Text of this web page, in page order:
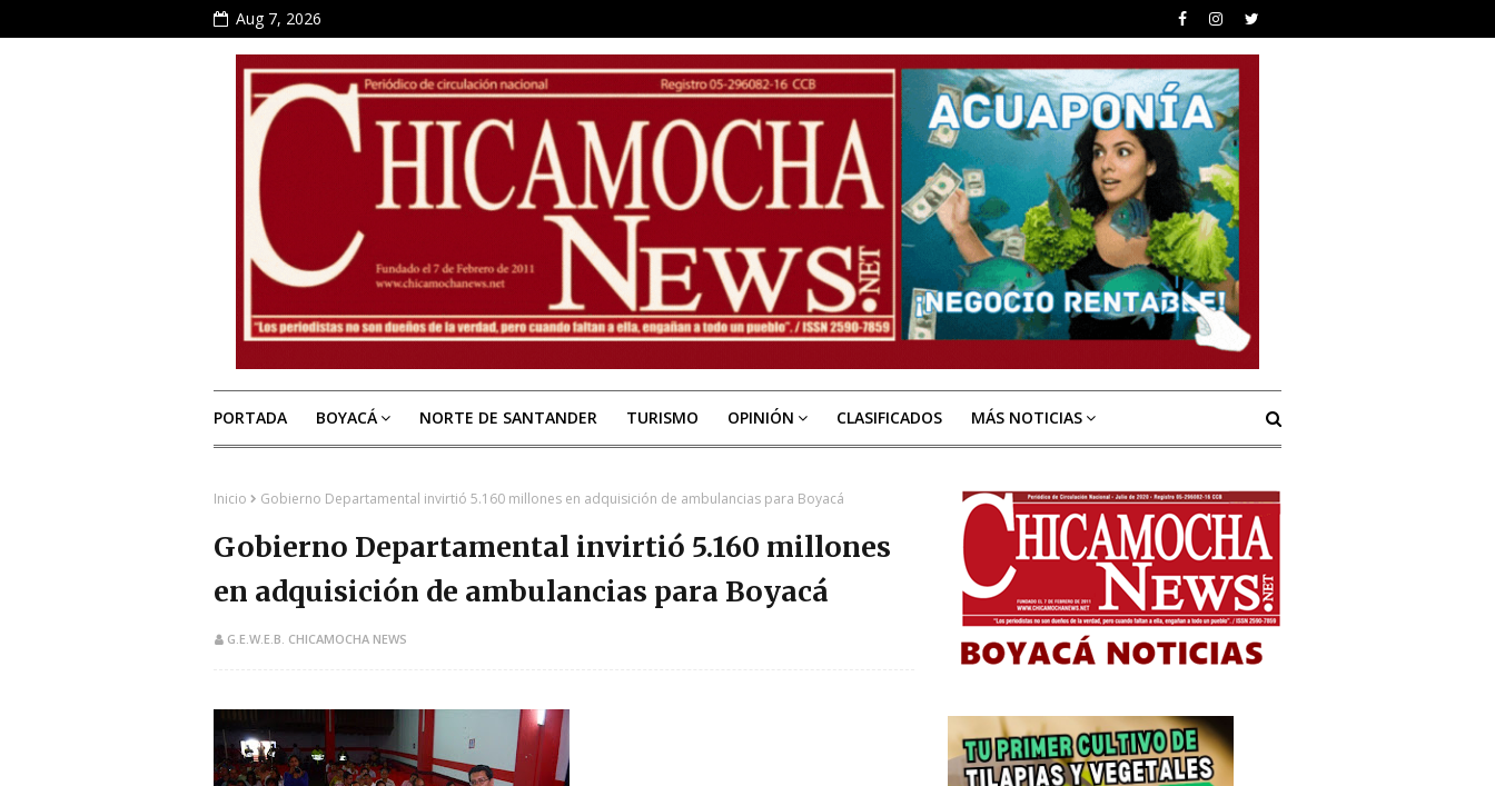
Aug 7, 2026
PORTADA BOYACÁ NORTE DE SANTANDER TURISMO OPINIÓN CLASIFICADOS MÁS NOTICIAS
Inicio Gobierno Departamental invirtió 5.160 millones en adquisición de ambulancias para Boyacá
Gobierno Departamental invirtió 5.160 millones
en adquisición de ambulancias para Boyacá
G.E.W.E.B. CHICAMOCHA NEWS